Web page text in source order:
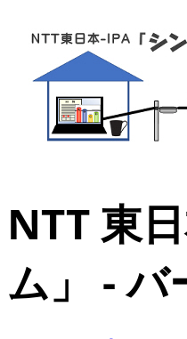
NTT 東
ム」 -